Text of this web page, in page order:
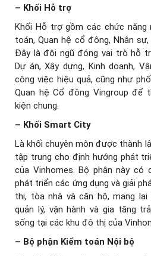
– Khối Hỗ trợ
Khối Hỗ trợ gồm các chức năng
toán, Quan hệ cổ đông, Nhân sự,
Đây là đội ngũ đóng vai trò hỗ
Dự án, Xây dựng, Kinh doanh,
công việc hiệu quả, cũng như
Quan hệ Cổ đông Vingroup để
kiện chung.
– Khối Smart City
Là khối chuyên môn được thành
tập trung cho định hướng phát
của Vinhomes. Bộ phận này có
phát triển các ứng dụng và giải
thị, tòa nhà và căn hộ, mang
quản lý, vận hành và gia tăng
sống tại các khu đô thị của
– Bộ phận Kiểm toán Nội bộ